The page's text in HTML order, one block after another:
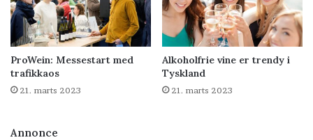
ProWein: Messestart med
trafikkaos
21. marts 2023
Alkoholfrie vine er trendy i
Tyskland
21. marts 2023
Annonce